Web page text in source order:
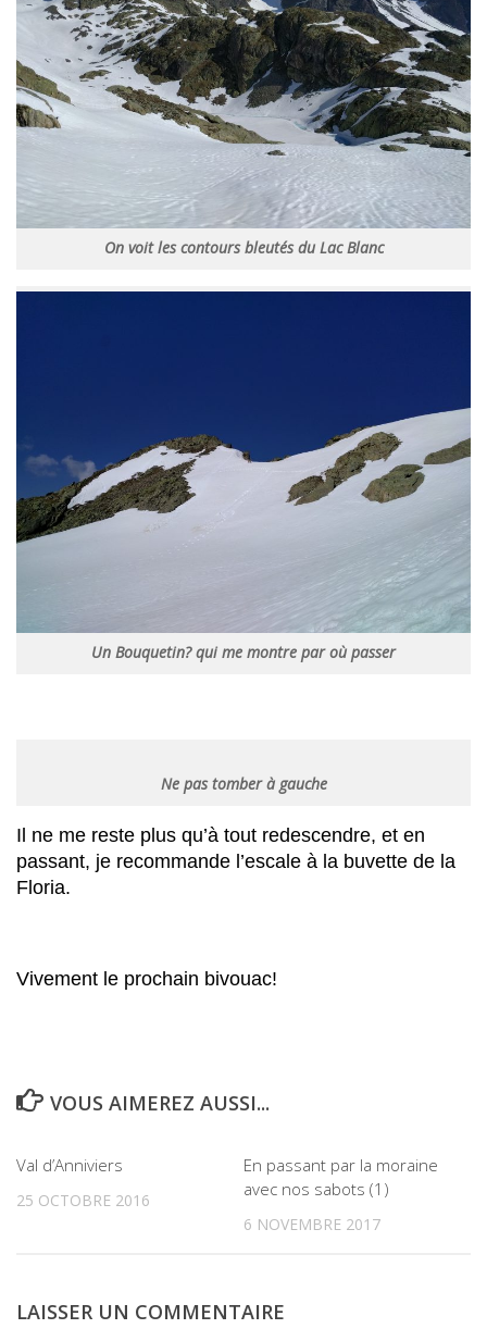
On voit les contours bleutés du Lac Blanc
Un Bouquetin? qui me montre par où passer
Ne pas tomber à gauche
Il ne me reste plus qu’à tout redescendre, et en
passant, je recommande l’escale à la buvette de la
Floria.
Vivement le prochain bivouac!
VOUS AIMEREZ AUSSI...
Val d’Anniviers
25 OCTOBRE 2016
En passant par la moraine
avec nos sabots (1)
6 NOVEMBRE 2017
LAISSER UN COMMENTAIRE